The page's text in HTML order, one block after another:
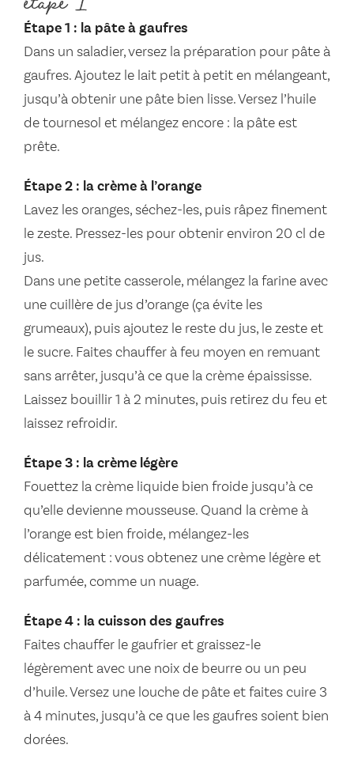
Étape 1 : la pâte à gaufres
Dans un saladier, versez la préparation pour pâte à
gaufres. Ajoutez le lait petit à petit en mélangeant,
jusqu’à obtenir une pâte bien lisse. Versez l’huile
de tournesol et mélangez encore : la pâte est
prête.
Étape 2 : la crème à l’orange
Lavez les oranges, séchez-les, puis râpez finement
le zeste. Pressez-les pour obtenir environ 20 cl de
jus.
Dans une petite casserole, mélangez la farine avec
une cuillère de jus d’orange (ça évite les
grumeaux), puis ajoutez le reste du jus, le zeste et
le sucre. Faites chauffer à feu moyen en remuant
sans arrêter, jusqu’à ce que la crème épaississe.
Laissez bouillir 1 à 2 minutes, puis retirez du feu et
laissez refroidir.
Étape 3 : la crème légère
Fouettez la crème liquide bien froide jusqu’à ce
qu’elle devienne mousseuse. Quand la crème à
l’orange est bien froide, mélangez-les
délicatement : vous obtenez une crème légère et
parfumée, comme un nuage.
Étape 4 : la cuisson des gaufres
Faites chauffer le gaufrier et graissez-le
légèrement avec une noix de beurre ou un peu
d’huile. Versez une louche de pâte et faites cuire 3
à 4 minutes, jusqu’à ce que les gaufres soient bien
dorées.